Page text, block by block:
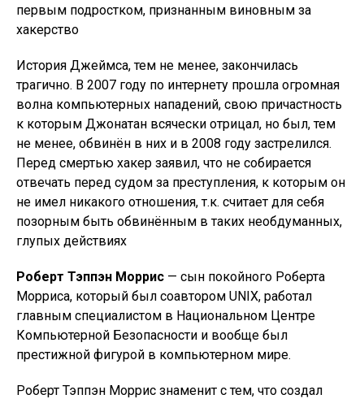
первым подростком, признанным виновным за
хакерство
История Джеймса, тем не менее, закончилась
трагично. В 2007 году по интернету прошла огромная
волна компьютерных нападений, свою причастность
к которым Джонатан всячески отрицал, но был, тем
не менее, обвинён в них и в 2008 году застрелился.
Перед смертью хакер заявил, что не собирается
отвечать перед судом за преступления, к которым он
не имел никакого отношения, т.к. считает для себя
позорным быть обвинённым в таких необдуманных,
глупых действиях
Роберт Тэппэн Моррис — сын покойного Роберта
Морриса, который был соавтором UNIX, работал
главным специалистом в Национальном Центре
Компьютерной Безопасности и вообще был
престижной фигурой в компьютерном мире.
Роберт Тэппэн Моррис знаменит с тем, что создал